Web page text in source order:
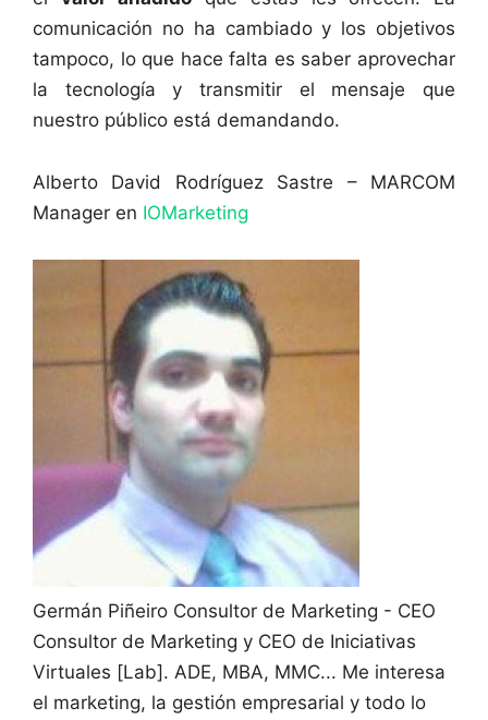
comunicación no ha cambiado y los objetivos
tampoco, lo que hace falta es saber aprovechar
la tecnología y transmitir el mensaje que
nuestro público está demandando.
Alberto David Rodríguez Sastre – MARCOM
Manager en IOMarketing
Germán Piñeiro Consultor de Marketing - CEO
Consultor de Marketing y CEO de Iniciativas
Virtuales [Lab]. ADE, MBA, MMC... Me interesa
el marketing, la gestión empresarial y todo lo